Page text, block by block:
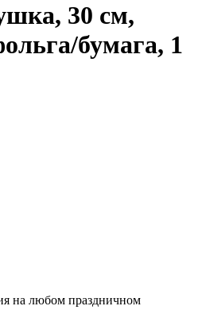
30 см,
бумага, 1
на любом праздничном